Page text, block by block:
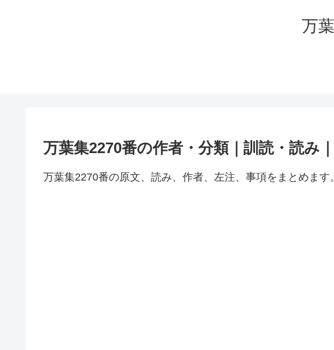
万
万葉集2270番の作者・分類｜訓読・読み
万葉集2270番の原文、読み、作者、左注、事項をまとめます。